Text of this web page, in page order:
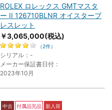
ROLEX ロレックス GMTマスタ
ー II 126710BLNR オイスターブ
レスレット
￥3,065,000(税込)
（2件）
シリアル：-
メーカー保証書日付：
2023年10月
中古 付属品完品 新入荷